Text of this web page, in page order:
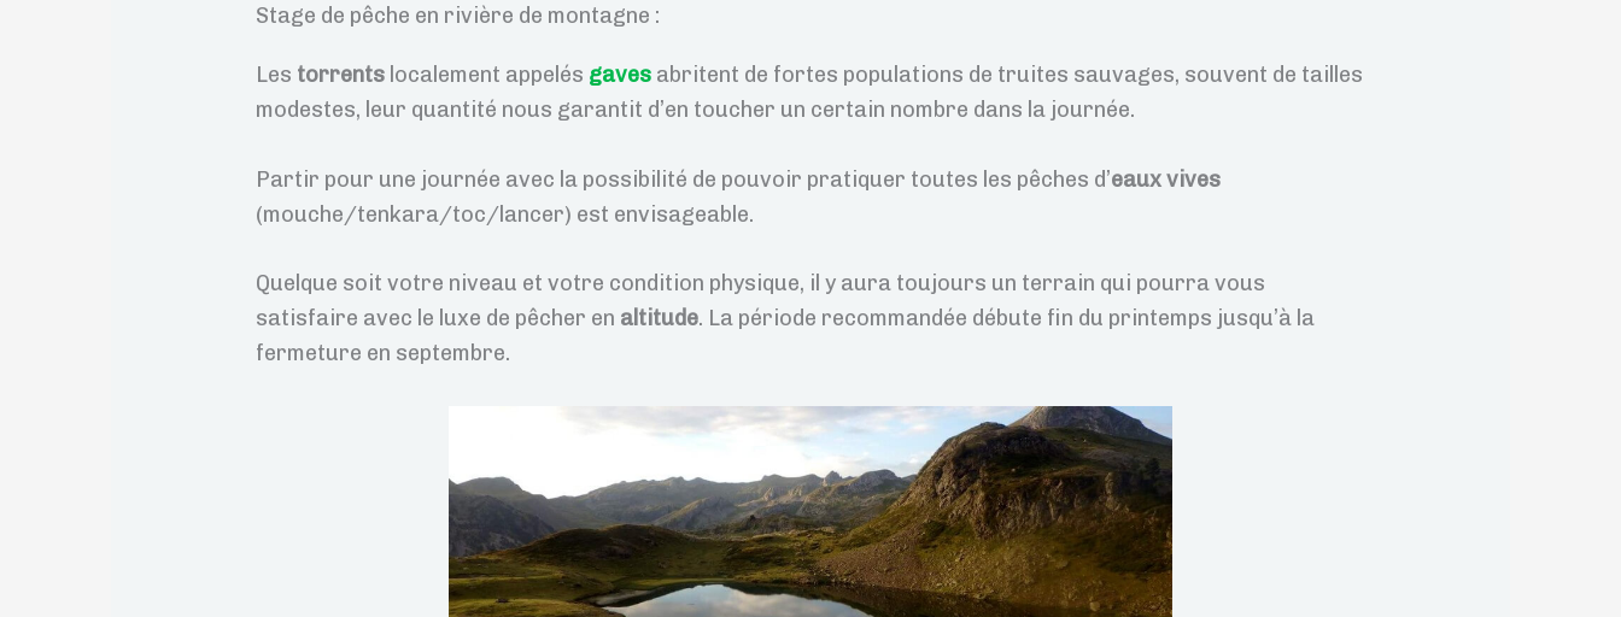
Stage de pêche en rivière de montagne :
Les torrents localement appelés gaves abritent de fortes populations de truites sauvages, souvent de tailles
modestes, leur quantité nous garantit d’en toucher un certain nombre dans la journée.
Partir pour une journée avec la possibilité de pouvoir pratiquer toutes les pêches d’eaux vives
(mouche/tenkara/toc/lancer) est envisageable.
Quelque soit votre niveau et votre condition physique, il y aura toujours un terrain qui pourra vous
satisfaire avec le luxe de pêcher en altitude. La période recommandée débute fin du printemps jusqu’à la
fermeture en septembre.